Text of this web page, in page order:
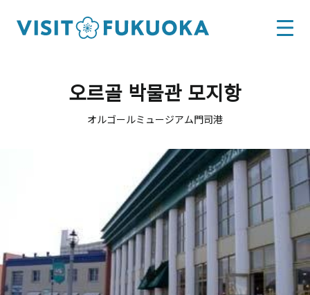
오르골 박물관 모지항
オルゴールミュージアム門司港